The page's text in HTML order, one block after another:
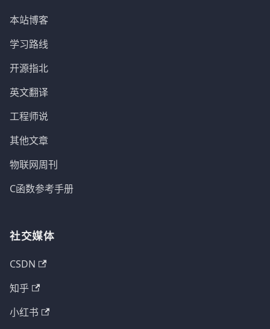
本站博客
学习路线
开源指北
英文翻译
工程师说
其他文章
物联网周刊
C函数参考手册
社交媒体
CSDN
知乎
小红书